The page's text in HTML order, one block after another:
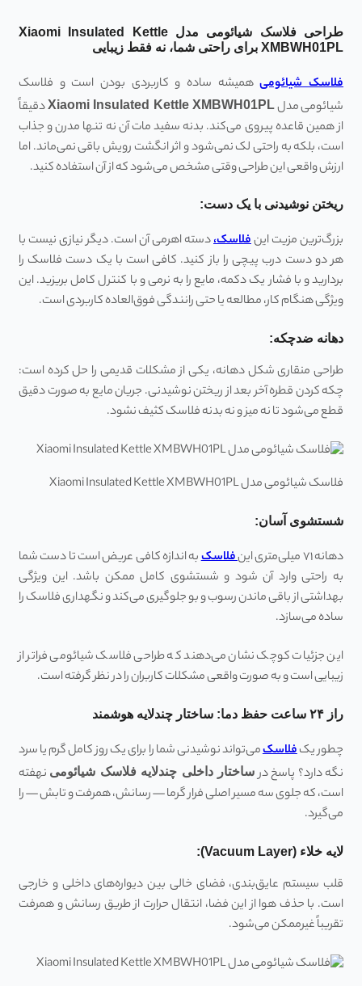
طراحی فلاسک شیائومی مدل Xiaomi Insulated Kettle
XMBWH01PL برای راحتی شما، نه فقط زیبایی
فلاسک شیائومیهمیشه ساده و کاربردی بودن است و فلاسک
شیائومی مدلXiaomi Insulated Kettle XMBWH01PLدقیقاً
از همین قاعده پیروی می‌کند. بدنه سفید مات آن نه تنها مدرن و جذاب
است، بلکه به راحتی لک نمی‌شود و اثر انگشت رویش باقی نمی‌ماند. اما
ارزش واقعی این طراحی وقتی مشخص می‌شود که از آن استفاده کنید.
ریختن نوشیدنی با یک دست:
بزرگ‌ترین مزیت اینفلاسک،دسته اهرمی آن است. دیگر نیازی نیست با
هر دو دست درب پیچی را باز کنید. کافی است با یک دست فلاسک را
بردارید و با فشار یک دکمه، مایع را به نرمی و با کنترل کامل بریزید. این
ویژگی هنگام کار، مطالعه یا حتی رانندگی فوق‌العاده کاربردی است.
دهانه ضدچکه:
طراحی منقاری شکل دهانه، یکی از مشکلات قدیمی را حل کرده است:
چکه کردن قطره آخر بعد از ریختن نوشیدنی. جریان مایع به صورت دقیق
قطع می‌شود تا نه میز و نه بدنه فلاسک کثیف نشود.
فلاسک شیائومی مدل Xiaomi Insulated Kettle XMBWH01PL
شستشوی آسان:
دهانه ۷۱ میلی‌متری این فلاسکبه اندازه کافی عریض است تا دست شما
به راحتی وارد آن شود و شستشوی کامل ممکن باشد. این ویژگی
بهداشتی از باقی ماندن رسوب و بو جلوگیری می‌کند و نگهداری فلاسک را
ساده می‌سازد.
این جزئیات کوچک نشان می‌دهند که طراحی فلاسک شیائومی فراتر از
زیبایی است و به صورت واقعی مشکلات کاربران را در نظر گرفته است.
راز ۲۴ ساعت حفظ دما: ساختار چندلایه هوشمند
چطور یکفلاسکمی‌تواند نوشیدنی شما را برای یک روز کامل گرم یا سرد
نگه دارد؟ پاسخ درساختار داخلی چندلایه فلاسک شیائومی نهفته
است، که جلوی سه مسیر اصلی فرار گرما — رسانش، همرفت و تابش — را
می‌گیرد.
لایه خلاء (Vacuum Layer):
قلب سیستم عایق‌بندی، فضای خالی بین دیواره‌های داخلی و خارجی
است. با حذف هوا از این فضا، انتقال حرارت از طریق رسانش و همرفت
تقریباً غیرممکن می‌شود.